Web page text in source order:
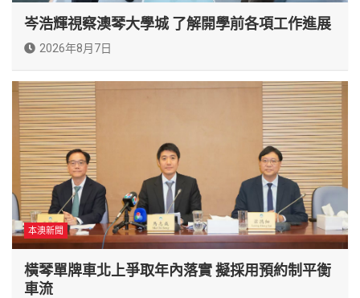
岑浩輝視察澳琴大學城 了解開學前各項工作進展
2026年8月7日
本澳新聞
橫琴單牌車北上爭取年內落實 擬採用預約制平衡
車流